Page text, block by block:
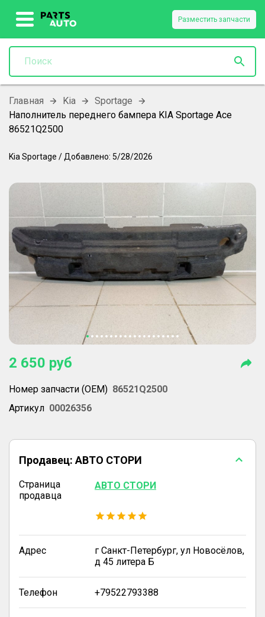
Разместить запчасти
Главная Kia
Sportage
Наполнитель переднего бампера KIA Sportage Ace
86521Q2500
Kia Sportage / Добавлено: 5/28/2026
2 650 руб
Номер запчасти (OEM) 86521Q2500
Артикул 00026356
Продавец: АВТО СТОРИ
Страница
продавца
АВТО СТОРИ
Адрес
г Санкт-Петербург, ул Новосёлов,
д 45 литера Б
Телефон +79522793388